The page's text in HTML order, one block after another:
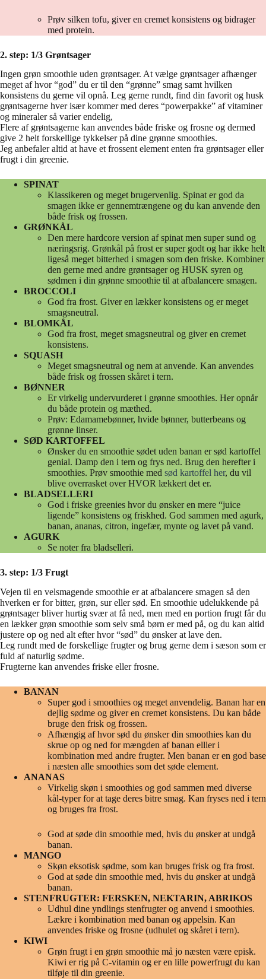
Prøv silken tofu, giver en cremet konsistens og bidrager
med protein.
2. step: 1/3 Grøntsager
Ingen grøn smoothie uden grøntsager. At vælge grøntsager afhænger
meget af hvor “god” du er til den “grønne” smag samt hvilken
konsistens du gerne vil opnå. Leg gerne rundt, find din favorit og husk
grøntsagerne hver især kommer med deres “powerpakke” af vitaminer
og mineraler så varier endelig,
Flere af grøntsagerne kan anvendes både friske og frosne og dermed
give 2 helt forskellige tykkelser på dine grønne smoothies.
Jeg anbefaler altid at have et frossent element enten fra grøntsager eller
frugt i din greenie.
SPINAT
Klassikeren og meget brugervenlig. Spinat er god da
smagen ikke er gennemtrængene og du kan anvende den
både frisk og frossen.
GRØNKÅL
Den mere hardcore version af spinat men super sund og
næringsrig. Grønkål på frost er super godt og har ikke helt
ligeså meget bitterhed i smagen som den friske. Kombiner
den gerne med andre grøntsager og HUSK syren og
sødmen i din grønne smoothie til at afbalancere smagen.
BROCCOLI
God fra frost. Giver en lækker konsistens og er meget
smagsneutral.
BLOMKÅL
God fra frost, meget smagsneutral og giver en cremet
konsistens.
SQUASH
Meget smagsneutral og nem at anvende. Kan anvendes
både frisk og frossen skåret i tern.
BØNNER
Er virkelig undervurderet i grønne smoothies. Her opnår
du både protein og mæthed.
Prøv: Edamamebønner, hvide bønner, butterbeans og
grønne linser.
SØD KARTOFFEL
Ønsker du en smoothie sødet uden banan er sød kartoffel
genial. Damp den i tern og frys ned. Brug den herefter i
smoothies. Prøv smoothie med sød kartoffel her, du vil
blive overrasket over HVOR lækkert det er.
BLADSELLERI
God i friske greenies hvor du ønsker en mere “juice
ligende” konsistens og friskhed. God sammen med agurk,
banan, ananas, citron, ingefær, mynte og lavet på vand.
AGURK
Se noter fra bladselleri.
3. step: 1/3 Frugt
Vejen til en velsmagende smoothie er at afbalancere smagen så den
hverken er for bitter, grøn, sur eller sød. En smoothie udelukkende på
grøntsager bliver hurtig svær at få ned, men med en portion frugt får du
en lækker grøn smoothie som selv små børn er med på, og du kan altid
justere op og ned alt efter hvor “sød” du ønsker at lave den.
Leg rundt med de forskellige frugter og brug gerne dem i sæson som er
fuld af naturlig sødme.
Frugterne kan anvendes friske eller frosne.
BANAN
Super god i smoothies og meget anvendelig. Banan har en
dejlig sødme og giver en cremet konsistens. Du kan både
bruge den frisk og frossen.
Afhængig af hvor sød du ønsker din smoothies kan du
skrue op og ned for mængden af banan elller i
kombination med andre frugter. Men banan er en god base
i næsten alle smoothies som det søde element.
ANANAS
Virkelig skøn i smoothies og god sammen med diverse
kål-typer for at tage deres bitre smag. Kan fryses ned i tern
og bruges fra frost.
God at søde din smoothie med, hvis du ønsker at undgå
banan.
MANGO
Skøn eksotisk sødme, som kan bruges frisk og fra frost.
God at søde din smoothie med, hvis du ønsker at undgå
banan.
STENFRUGTER: FERSKEN, NEKTARIN, ABRIKOS
Udhul dine yndlings stenfrugter og anvend i smoothies.
Lækre i kombination med banan og appelsin. Kan
anvendes friske og frosne (udhulet og skåret i tern).
KIWI
Grøn frugt i en grøn smoothie må jo næsten være episk.
Kiwi er rig på C-vitamin og er en lille powerfrugt du kan
tilføje til din greenie.